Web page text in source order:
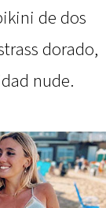
de dos
dorado,
nude.